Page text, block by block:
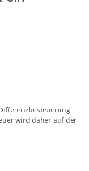
wird daher auf der